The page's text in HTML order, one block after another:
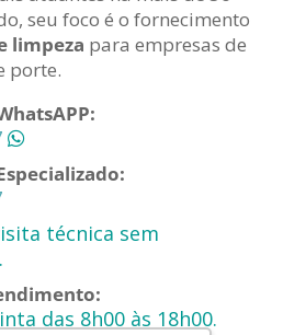
seu foco é o fornecimento
limpeza para empresas de
porte.
técnica sem
das 8h00 às 18h00.